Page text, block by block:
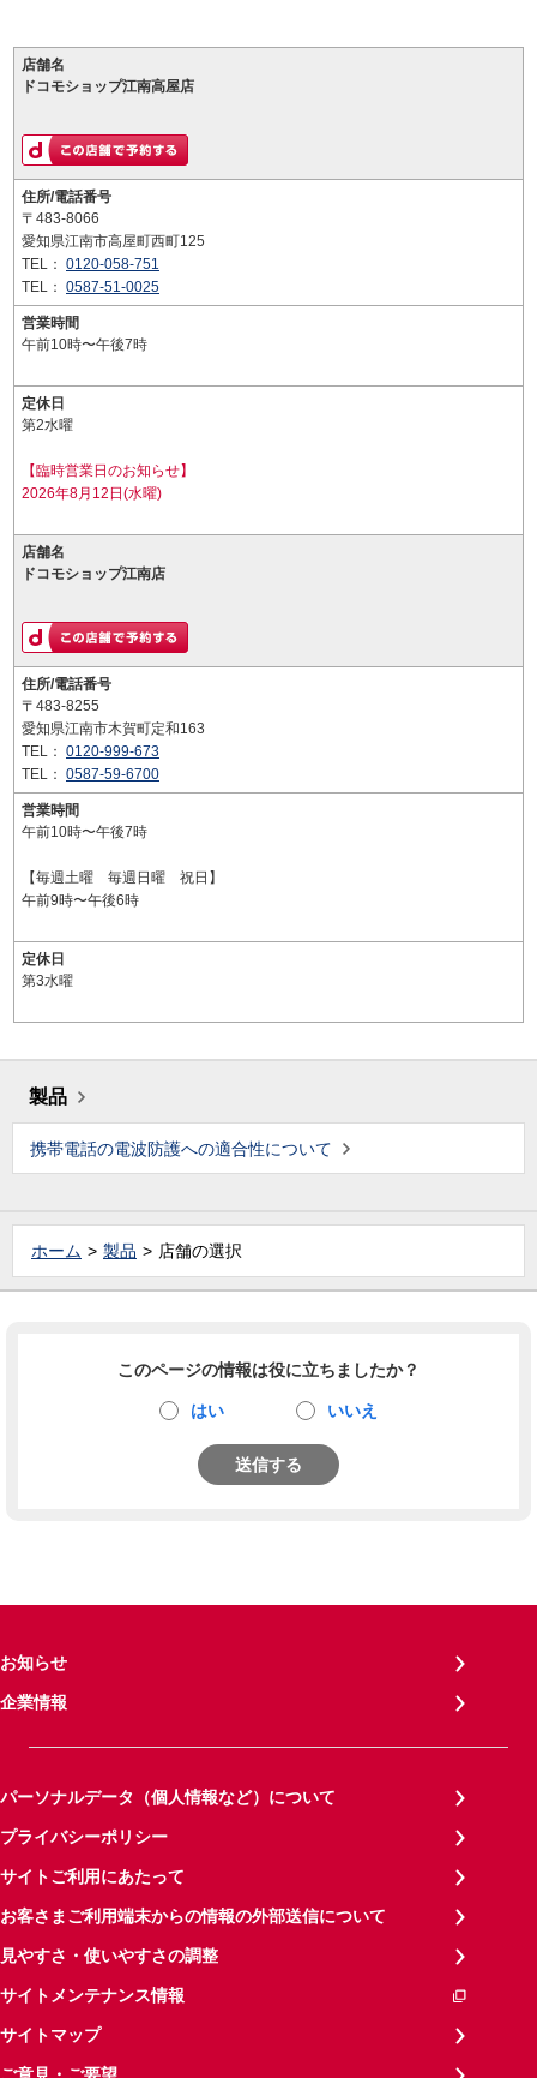
店舗名
ドコモショップ江南高屋店
住所/電話番号
〒483-8066
愛知県江南市高屋町西町125
TEL： 0120-058-751
TEL： 0587-51-0025
営業時間
午前10時〜午後7時
定休日
第2水曜
【臨時営業日のお知らせ】
2026年8月12日(水曜)
店舗名
ドコモショップ江南店
住所/電話番号
〒483-8255
愛知県江南市木賀町定和163
TEL： 0120-999-673
TEL： 0587-59-6700
営業時間
午前10時〜午後7時
【毎週土曜 毎週日曜 祝日】
午前9時〜午後6時
定休日
第3水曜
製品
携帯電話の電波防護への適合性について
ホーム 製品 店舗の選択
このページの情報は役に立ちましたか？
はい いいえ
送信する
お知らせ
企業情報
パーソナルデータ（個人情報など）について
プライバシーポリシー
サイトご利用にあたって
お客さまご利用端末からの情報の外部送信について
見やすさ・使いやすさの調整
サイトメンテナンス情報
サイトマップ